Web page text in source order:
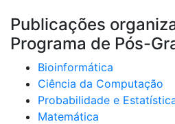
Publicações
Programa de Pós-
Bioinformática
Ciência da Computação
Probabilidade e
Matemática